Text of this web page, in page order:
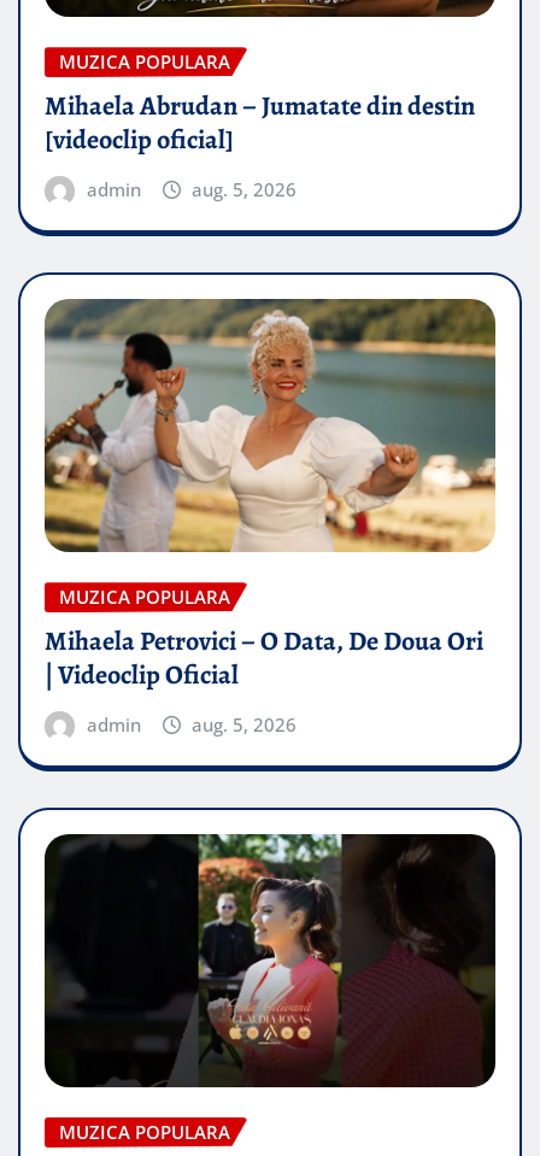
MUZICA POPULARA
Mihaela Abrudan – Jumatate din destin
[videoclip oficial]
admin aug. 5, 2026
MUZICA POPULARA
Mihaela Petrovici – O Data, De Doua Ori
| Videoclip Oficial
admin aug. 5, 2026
MUZICA POPULARA